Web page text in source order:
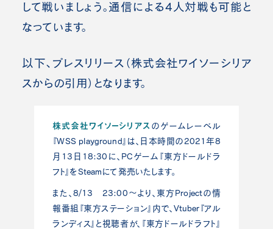
して戦いましょう。通信による4人対戦も可能と
なっています。
以下、プレスリリース（株式会社ワイソーシリア
スからの引用）となります。
株式会社ワイソーシリアス のゲームレーベル
『WSS playground』は、日本時間の2021年8
月13日18:30に、PCゲーム『東方ドールドラ
フト』をSteamにて発売いたします。
また、8/13 23:00～より、東方Projectの情
報番組『東方ステーション』内で、Vtuber『アル
ランディス』と視聴者が、『東方ドールドラフト』